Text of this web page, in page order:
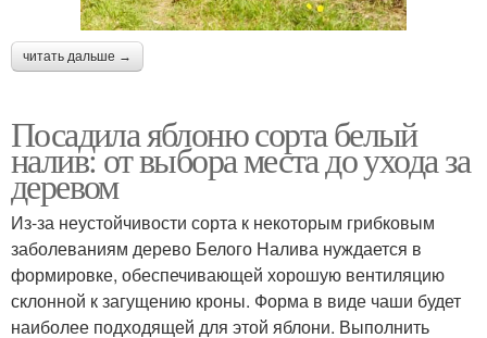
читать дальше →
Посадила яблоню сорта белый
налив: от выбора места до ухода за
деревом
Из-за неустойчивости сорта к некоторым грибковым
заболеваниям дерево Белого Налива нуждается в
формировке, обеспечивающей хорошую вентиляцию
склонной к загущению кроны. Форма в виде чаши будет
наиболее подходящей для этой яблони. Выполнить